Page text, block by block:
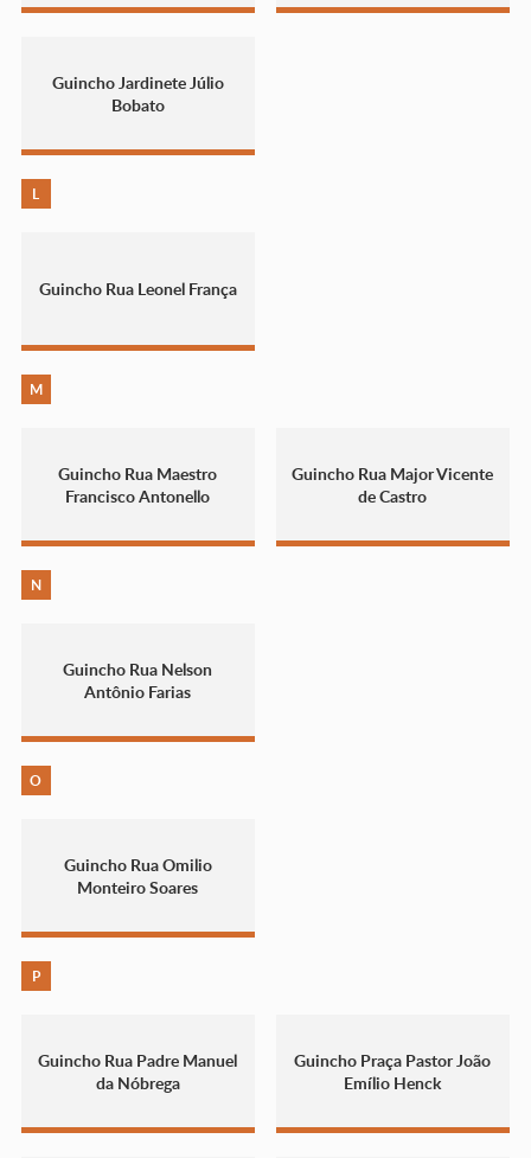
Guincho Jardinete Júlio
Bobato
L
Guincho Rua Leonel França
M
Guincho Rua Maestro
Francisco Antonello
Guincho Rua Major Vicente
de Castro
N
Guincho Rua Nelson
Antônio Farias
O
Guincho Rua Omilio
Monteiro Soares
P
Guincho Rua Padre Manuel
da Nóbrega
Guincho Praça Pastor João
Emílio Henck